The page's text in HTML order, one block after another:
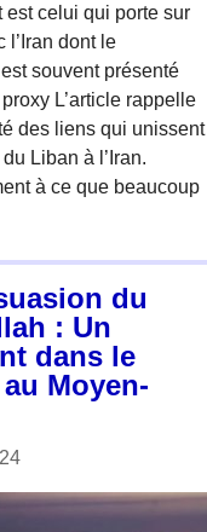
est celui qui porte sur
l’Iran dont le
souvent présenté
L’article rappelle
des liens qui unissent
Liban à l’Iran.
à ce que beaucoup
du
: Un
dans le
Moyen-